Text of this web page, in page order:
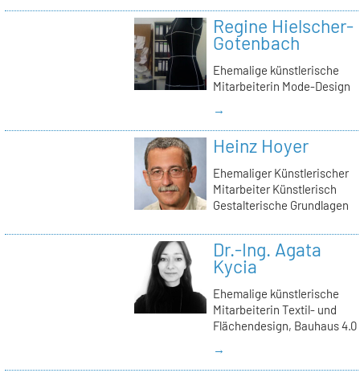
Regine Hielscher-
Gotenbach
Ehemalige künstlerische
Mitarbeiterin Mode-Design
→
Heinz Hoyer
Ehemaliger Künstlerischer
Mitarbeiter Künstlerisch
Gestalterische Grundlagen
Dr.-Ing. Agata
Kycia
Ehemalige künstlerische
Mitarbeiterin Textil- und
Flächendesign, Bauhaus 4.0
→